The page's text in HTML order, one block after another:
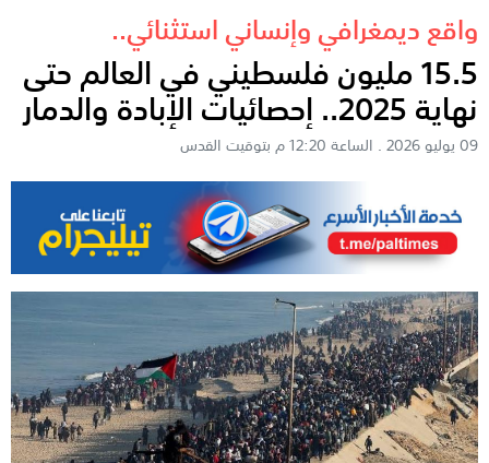
واقع ديمغرافي وإنساني استثنائي..
15.5 مليون فلسطيني في العالم حتى
نهاية 2025.. إحصائيات الإبادة والدمار
09 يوليو 2026 . الساعة 12:20 م بتوقيت القدس